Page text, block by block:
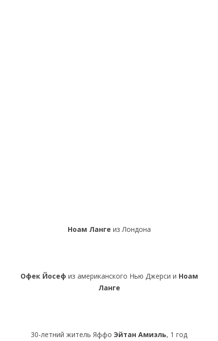
Ноам Ланге из Лондона
Офек Йосеф из американского Нью Джерси и Ноам
Ланге
30-летний житель Яффо Эйтан Амиэль, 1 год